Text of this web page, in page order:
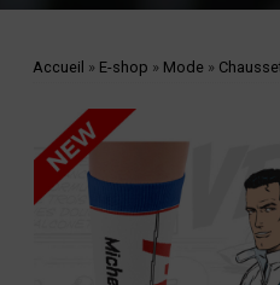
Accueil » E-shop » Mode»